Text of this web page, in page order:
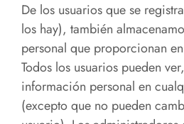
De los usuarios que se
los hay), también
personal que proporcionan
Todos los usuarios pueden
información personal en
(excepto que no pueden